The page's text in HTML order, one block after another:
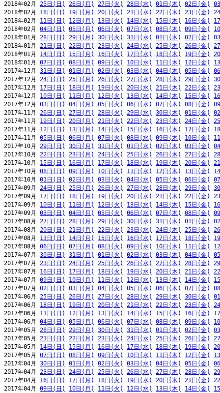
2018年02月 25日(日) 26日(月) 27日(火) 28日(水) 01日(木) 02日(金)
2018年02月 18日(日) 19日(月) 20日(火) 21日(水) 22日(木) 23日(金)
2018年02月 11日(日) 12日(月) 13日(火) 14日(水) 15日(木) 16日(金)
2018年02月 04日(日) 05日(月) 06日(火) 07日(水) 08日(木) 09日(金)
2018年01月 28日(日) 29日(月) 30日(火) 31日(水) 01日(木) 02日(金)
2018年01月 21日(日) 22日(月) 23日(火) 24日(水) 25日(木) 26日(金)
2018年01月 14日(日) 15日(月) 16日(火) 17日(水) 18日(木) 19日(金)
2018年01月 07日(日) 08日(月) 09日(火) 10日(水) 11日(木) 12日(金)
2017年12月 31日(日) 01日(月) 02日(火) 03日(水) 04日(木) 05日(金)
2017年12月 24日(日) 25日(月) 26日(火) 27日(水) 28日(木) 29日(金)
2017年12月 17日(日) 18日(月) 19日(火) 20日(水) 21日(木) 22日(金)
2017年12月 10日(日) 11日(月) 12日(火) 13日(水) 14日(木) 15日(金)
2017年12月 03日(日) 04日(月) 05日(火) 06日(水) 07日(木) 08日(金)
2017年11月 26日(日) 27日(月) 28日(火) 29日(水) 30日(木) 01日(金)
2017年11月 19日(日) 20日(月) 21日(火) 22日(水) 23日(木) 24日(金)
2017年11月 12日(日) 13日(月) 14日(火) 15日(水) 16日(木) 17日(金)
2017年11月 05日(日) 06日(月) 07日(火) 08日(水) 09日(木) 10日(金)
2017年10月 29日(日) 30日(月) 31日(火) 01日(水) 02日(木) 03日(金)
2017年10月 22日(日) 23日(月) 24日(火) 25日(水) 26日(木) 27日(金)
2017年10月 15日(日) 16日(月) 17日(火) 18日(水) 19日(木) 20日(金)
2017年10月 08日(日) 09日(月) 10日(火) 11日(水) 12日(木) 13日(金)
2017年10月 01日(日) 02日(月) 03日(火) 04日(水) 05日(木) 06日(金)
2017年09月 24日(日) 25日(月) 26日(火) 27日(水) 28日(木) 29日(金)
2017年09月 17日(日) 18日(月) 19日(火) 20日(水) 21日(木) 22日(金)
2017年09月 10日(日) 11日(月) 12日(火) 13日(水) 14日(木) 15日(金)
2017年09月 03日(日) 04日(月) 05日(火) 06日(水) 07日(木) 08日(金)
2017年08月 27日(日) 28日(月) 29日(火) 30日(水) 31日(木) 01日(金)
2017年08月 20日(日) 21日(月) 22日(火) 23日(水) 24日(木) 25日(金)
2017年08月 13日(日) 14日(月) 15日(火) 16日(水) 17日(木) 18日(金)
2017年08月 06日(日) 07日(月) 08日(火) 09日(水) 10日(木) 11日(金)
2017年07月 30日(日) 31日(月) 01日(火) 02日(水) 03日(木) 04日(金)
2017年07月 23日(日) 24日(月) 25日(火) 26日(水) 27日(木) 28日(金)
2017年07月 16日(日) 17日(月) 18日(火) 19日(水) 20日(木) 21日(金)
2017年07月 09日(日) 10日(月) 11日(火) 12日(水) 13日(木) 14日(金)
2017年07月 02日(日) 03日(月) 04日(火) 05日(水) 06日(木) 07日(金)
2017年06月 25日(日) 26日(月) 27日(火) 28日(水) 29日(木) 30日(金)
2017年06月 18日(日) 19日(月) 20日(火) 21日(水) 22日(木) 23日(金)
2017年06月 11日(日) 12日(月) 13日(火) 14日(水) 15日(木) 16日(金)
2017年06月 04日(日) 05日(月) 06日(火) 07日(水) 08日(木) 09日(金)
2017年05月 28日(日) 29日(月) 30日(火) 31日(水) 01日(木) 02日(金)
2017年05月 21日(日) 22日(月) 23日(火) 24日(水) 25日(木) 26日(金)
2017年05月 14日(日) 15日(月) 16日(火) 17日(水) 18日(木) 19日(金)
2017年05月 07日(日) 08日(月) 09日(火) 10日(水) 11日(木) 12日(金)
2017年04月 30日(日) 01日(月) 02日(火) 03日(水) 04日(木) 05日(金)
2017年04月 23日(日) 24日(月) 25日(火) 26日(水) 27日(木) 28日(金)
2017年04月 16日(日) 17日(月) 18日(火) 19日(水) 20日(木) 21日(金)
2017年04月 09日(日) 10日(月) 11日(火) 12日(水) 13日(木) 14日(金)